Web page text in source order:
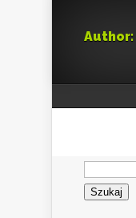
Author:
Szukaj: